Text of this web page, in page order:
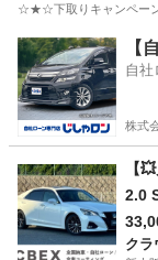
☆★☆下取りキャンペーン
大阪 岸和田市 【
自社
株式
【
2.0
クラ